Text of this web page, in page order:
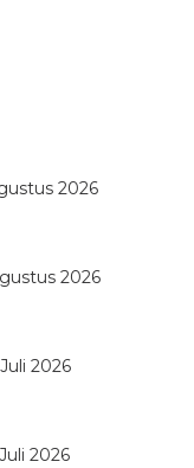
2026
2026
2026
2026